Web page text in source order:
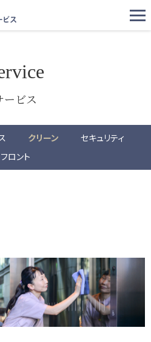
ービス
クリーン
セキュリティ
フロント